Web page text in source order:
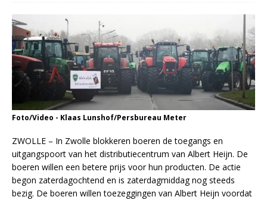
Foto/Video - Klaas Lunshof/Persbureau Meter
ZWOLLE – In Zwolle blokkeren boeren de toegangs en
uitgangspoort van het distributiecentrum van Albert Heijn. De
boeren willen een betere prijs voor hun producten. De actie
begon zaterdagochtend en is zaterdagmiddag nog steeds
bezig. De boeren willen toezeggingen van Albert Heijn voordat